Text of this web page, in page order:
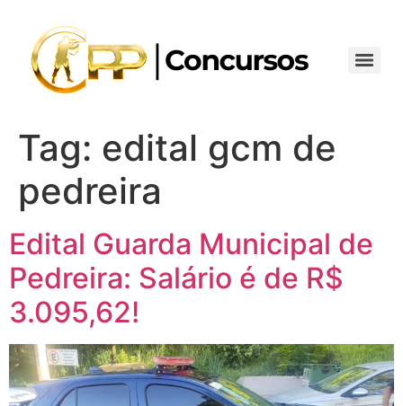
Tag: edital gcm de
pedreira
Edital Guarda Municipal de
Pedreira: Salário é de R$
3.095,62!